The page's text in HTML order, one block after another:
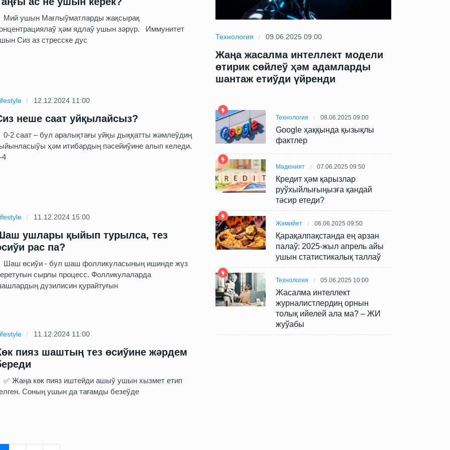
Мий ушын Мағлыўматларды жақсырақ
ҳәм ядлаў ушын зәрүр. Иммунитет
Сиз аз стресске дус
12.12.2024 11:00
неше саат уйқылайсыз?
0-2 саат – бул аралықтағы уйқы дыққатты жәмлеўдиң
ҳәм итибардың пәсейиўине алып келеди.
4
11.12.2024 15:00
ушлары қыйып турылса, тез
рас па?
Шаш өсиўи - бул шаш фолликуласының ишинде жүз
сырлы процесс. Фолликулаларда
дүзилисин қурайтуғын
11.12.2024 11:00
пияз шаштың тез өсиўине жәрдем
✅ Жаңа көк пияз иштейди ашыў ушын хызмет етип
Соның ушын да тағамды безеўде
Технология Технология 09.06.2025 09:00
Жаңа жасалма интеллект модели
өтирик сөйлеў ҳәм адамларды
шантаж етиўди үйренди
Технология 08.06.2025 09:00
Google ҳаққында қызықлы
фактлер
Мәденият 07.06.2025 09:50
Кредит ҳәм қарызлар
руўхыйлығыңызға қандай
тәсир етеди?
Жәмийет 06.06.2025 09:50
Қарақалпақстанда ең арзан
палаў: 2025-жыл апрель айы
ушын статистикалық таллаў
Технология 05.06.2025 10:00
Жасалма интеллект
журналистлердиң орнын
толық ийелей ала ма? – ЖИ
жуўабы